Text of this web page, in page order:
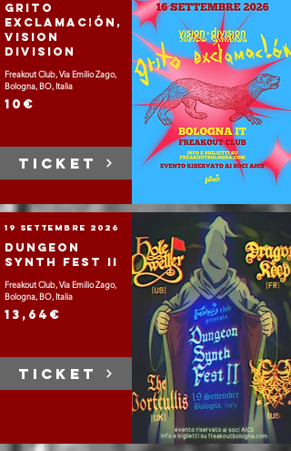
Grito
Exclamac!ón,
Vision
Division
Freakout Club, Via Emilio Zago,
Bologna, BO, Italia
10€
TICKET
19 settembre 2026
Dungeon
Synth Fest II
Freakout Club, Via Emilio Zago,
Bologna, BO, Italia
13,64€
TICKET